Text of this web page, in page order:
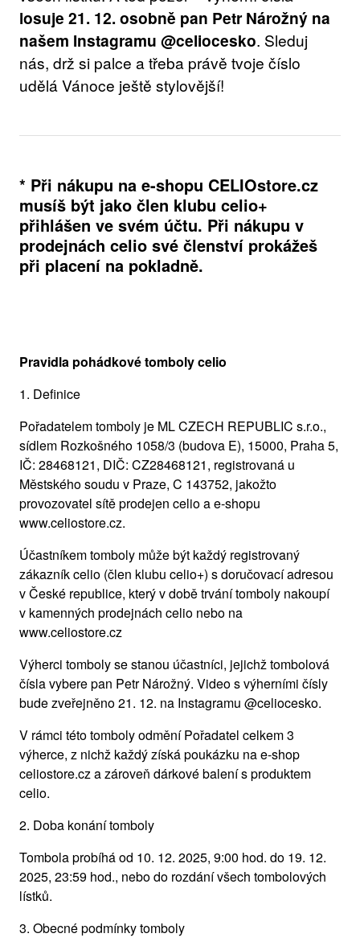
losuje 21. 12. osobně pan Petr Nárožný na
našem Instagramu @celiocesko. Sleduj
nás, drž si palce a třeba právě tvoje číslo
udělá Vánoce ještě stylovější!
* Při nákupu na e-shopu CELIOstore.cz
musíš být jako člen klubu celio+
přihlášen ve svém účtu. Při nákupu v
prodejnách celio své členství prokážeš
při placení na pokladně.
Pravidla pohádkové tomboly celio
1. Definice
Pořadatelem tomboly je ML CZECH REPUBLIC s.r.o.,
sídlem Rozkošného 1058/3 (budova E), 15000, Praha 5,
IČ: 28468121, DIČ: CZ28468121, registrovaná u
Městského soudu v Praze, C 143752, jakožto
provozovatel sítě prodejen celio a e-shopu
www.celiostore.cz.
Účastníkem tomboly může být každý registrovaný
zákazník celio (člen klubu celio+) s doručovací adresou
v České republice, který v době trvání tomboly nakoupí
v kamenných prodejnách celio nebo na
www.celiostore.cz
Výherci tomboly se stanou účastníci, jejichž tombolová
čísla vybere pan Petr Nárožný. Video s výherními čísly
bude zveřejněno 21. 12. na Instagramu @celiocesko.
V rámci této tomboly odmění Pořadatel celkem 3
výherce, z nichž každý získá poukázku na e-shop
celiostore.cz a zároveň dárkové balení s produktem
celio.
2. Doba konání tomboly
Tombola probíhá od 10. 12. 2025, 9:00 hod. do 19. 12.
2025, 23:59 hod., nebo do rozdání všech tombolových
lístků.
3. Obecné podmínky tomboly